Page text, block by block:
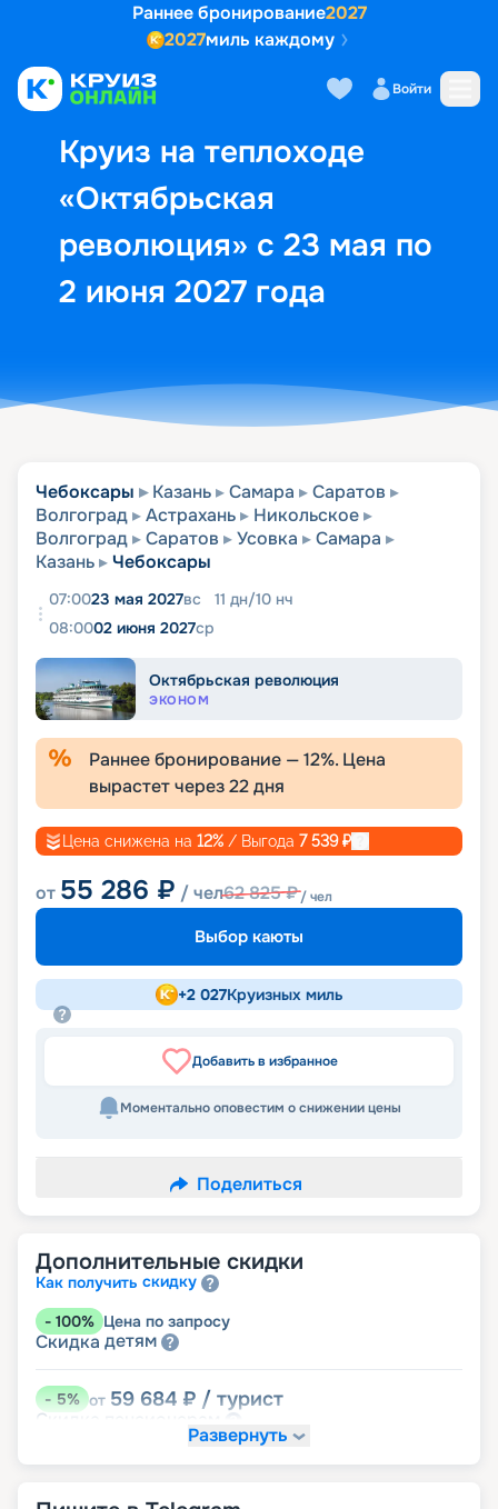
Раннее бронирование2027
2027миль каждому
Войти
Круиз на теплоходе
«Октябрьская
революция» с 23 мая по
2 июня 2027 года
Выбор кают Маршрут и
Чебоксары Казань Самара
Саратов
Волгоград
Астрахань
Никольское
Волгоград
Саратов Усовка
Самара
Казань
Чебоксары
07:0023 мая 2027вс 11 дн/10 нч
08:0002 июня 2027ср
Октябрьская революция
ЭКОНОМ
Раннее бронирование —12%. Цена
вырастет через22дня
Цена снижена на 12% / Выгода 7 539₽
от 55 286 ₽ / чел62 825₽/ чел
Выбор каюты
+2 027Круизных миль
Добавить в избранное
Моментально оповестим о снижении цены
Поделиться
Дополнительные скидки
Как получить скидку
- 100% Цена по запросу
Скидка детям
-5% от 59 684 ₽ / турист
Скидка
Развернуть